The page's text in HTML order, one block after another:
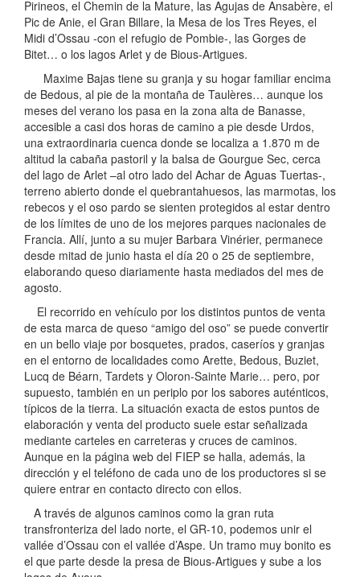
Pirineos, el Chemin de la Mature, las Agujas de Ansabère, el
Pic de Anie, el Gran Billare, la Mesa de los Tres Reyes, el
Midi d’Ossau -con el refugio de Pombie-, las Gorges de
Bitet… o los lagos Arlet y de Bious-Artigues.
Maxime Bajas tiene su granja y su hogar familiar encima
de Bedous, al pie de la montaña de Taulères… aunque los
meses del verano los pasa en la zona alta de Banasse,
accesible a casi dos horas de camino a pie desde Urdos,
una extraordinaria cuenca donde se localiza a 1.870 m de
altitud la cabaña pastoril y la balsa de Gourgue Sec, cerca
del lago de Arlet –al otro lado del Achar de Aguas Tuertas-,
terreno abierto donde el quebrantahuesos, las marmotas, los
rebecos y el oso pardo se sienten protegidos al estar dentro
de los límites de uno de los mejores parques nacionales de
Francia. Allí, junto a su mujer Barbara Vinérier, permanece
desde mitad de junio hasta el día 20 o 25 de septiembre,
elaborando queso diariamente hasta mediados del mes de
agosto.
El recorrido en vehículo por los distintos puntos de venta
de esta marca de queso “amigo del oso” se puede convertir
en un bello viaje por bosquetes, prados, caseríos y granjas
en el entorno de localidades como Arette, Bedous, Buziet,
Lucq de Béarn, Tardets y Oloron-Sainte Marie… pero, por
supuesto, también en un periplo por los sabores auténticos,
típicos de la tierra. La situación exacta de estos puntos de
elaboración y venta del producto suele estar señalizada
mediante carteles en carreteras y cruces de caminos.
Aunque en la página web del FIEP se halla, además, la
dirección y el teléfono de cada uno de los productores si se
quiere entrar en contacto directo con ellos.
A través de algunos caminos como la gran ruta
transfronteriza del lado norte, el GR-10, podemos unir el
vallée d’Ossau con el vallée d’Aspe. Un tramo muy bonito es
el que parte desde la presa de Bious-Artigues y sube a los